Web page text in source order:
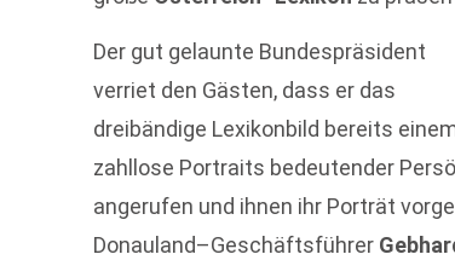
Der gut gelaunte Bundespräsident
verriet den Gästen, dass er das
dreibändige Lexikonbild bereits
zahllose Portraits bedeutender
angerufen und ihnen ihr Porträt
Donauland–Geschäftsführer